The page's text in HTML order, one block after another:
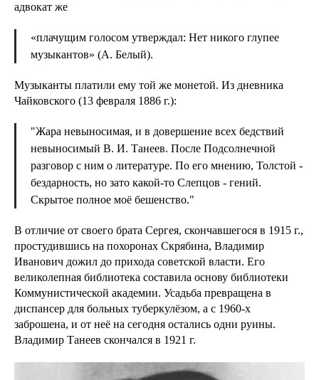
адвокат же
«плачущим голосом утверждал: Нет никого глупее
музыкантов» (А. Белый).
Музыканты платили ему той же монетой. Из дневника
Чайковского (13 февраля 1886 г.):
"Жара невыносимая, и в довершение всех бедствий
невыносимый В. И. Танеев. После Подсолнечной
разговор с ним о литературе. По его мнению, Толстой -
бездарность, но зато какой-то Слепцов - гений.
Скрытое полное моё бешенство."
В отличие от своего брата Сергея, скончавшегося в 1915 г.,
простудившись на похоронах Скрябина, Владимир
Иванович дожил до прихода советской власти. Его
великолепная библиотека составила основу библиотеки
Коммунистической академии. Усадьба превращена в
диспансер для больных туберкулёзом, а с 1960-х
заброшена, и от неё на сегодня остались одни руины.
Владимир Танеев скончался в 1921 г.